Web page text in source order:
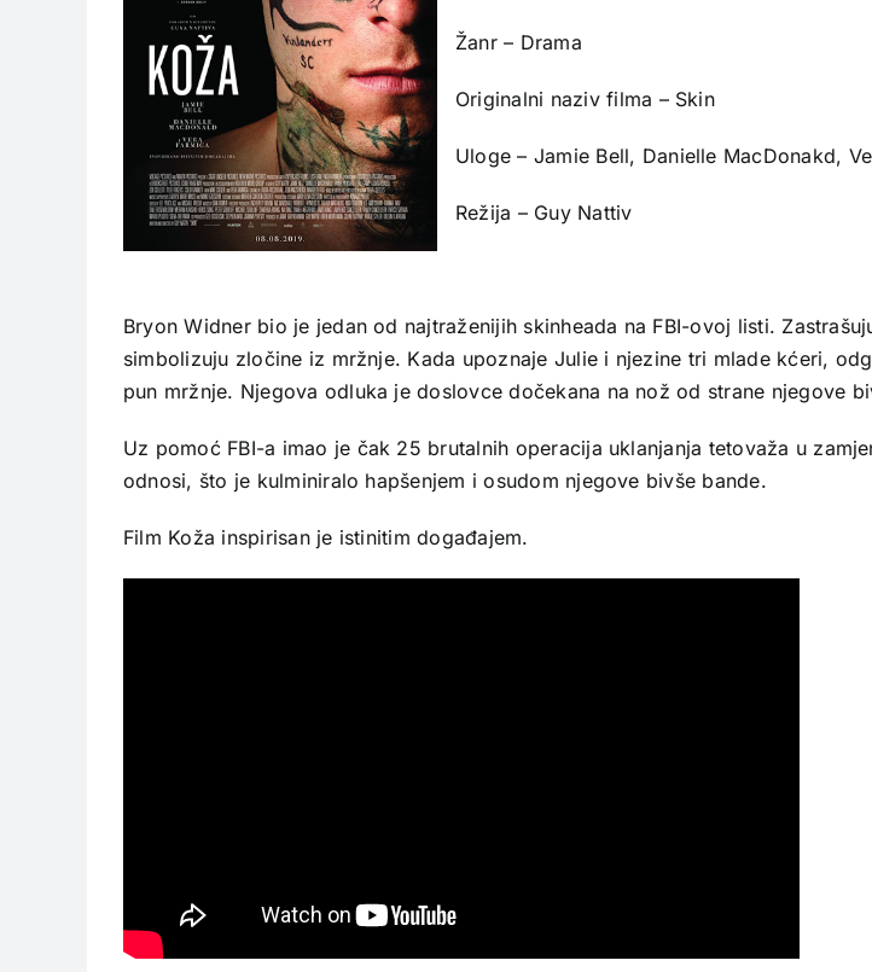
Žanr – Drama
Originalni naziv filma – Skin
Uloge – Jamie Bell, Danielle MacDonakd,
Režija – Guy Nattiv
Bryon Widner bio je jedan od najtraženijih skinheada na FBI-ovoj listi.
simbolizuju zločine iz mržnje. Kada upoznaje Julie i njezine tri mlade kćeri,
pun mržnje. Njegova odluka je doslovce dočekana na nož od strane njegove
Uz pomoć FBI-a imao je čak 25 brutalnih operacija uklanjanja tetovaža u
odnosi, što je kulminiralo hapšenjem i osudom njegove bivše bande.
Film Koža inspirisan je istinitim događajem.